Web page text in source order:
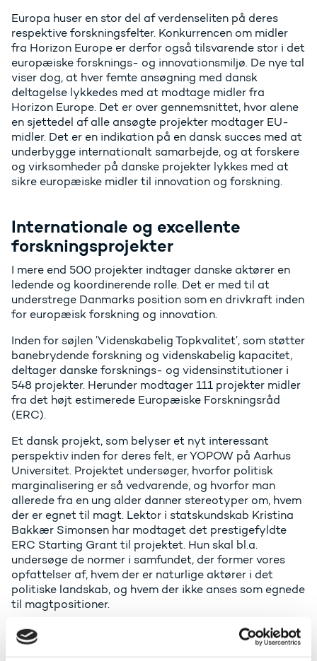
Europa huser en stor del af verdenseliten på deres
respektive forskningsfelter. Konkurrencen om midler
fra Horizon Europe er derfor også tilsvarende stor i det
europæiske forsknings- og innovationsmiljø. De nye tal
viser dog, at hver femte ansøgning med dansk
deltagelse lykkedes med at modtage midler fra
Horizon Europe. Det er over gennemsnittet, hvor alene
en sjettedel af alle ansøgte projekter modtager EU-
midler. Det er en indikation på en dansk succes med at
underbygge internationalt samarbejde, og at forskere
og virksomheder på danske projekter lykkes med at
sikre europæiske midler til innovation og forskning.
Internationale og excellente
forskningsprojekter
I mere end 500 projekter indtager danske aktører en
ledende og koordinerende rolle. Det er med til at
understrege Danmarks position som en drivkraft inden
for europæisk forskning og innovation.
Inden for søjlen ’Videnskabelig Topkvalitet’, som støtter
banebrydende forskning og videnskabelig kapacitet,
deltager danske forsknings- og vidensinstitutioner i
548 projekter. Herunder modtager 111 projekter midler
fra det højt estimerede Europæiske Forskningsråd
(ERC).
Et dansk projekt, som belyser et nyt interessant
perspektiv inden for deres felt, er YOPOW på Aarhus
Universitet. Projektet undersøger, hvorfor politisk
marginalisering er så vedvarende, og hvorfor man
allerede fra en ung alder danner stereotyper om, hvem
der er egnet til magt. Lektor i statskundskab Kristina
Bakkær Simonsen har modtaget det prestigefyldte
ERC Starting Grant til projektet. Hun skal bl.a.
undersøge de normer i samfundet, der former vores
opfattelser af, hvem der er naturlige aktører i det
politiske landskab, og hvem der ikke anses som egnede
til magtpositioner.
Globale udfordringer og europæisk